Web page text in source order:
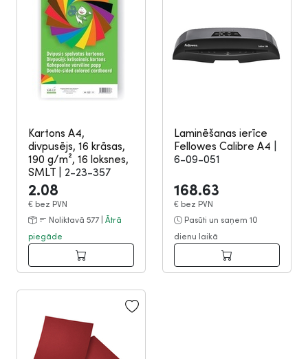
Kartons A4,
divpusējs, 16 krāsas,
190 g/m², 16 loksnes,
SMLT
2-23-357
2.08
€ bez PVN
Noliktavā 577 | Ātrā
piegāde
Laminēšanas ierīce
Fellowes Calibre A4
6-09-051
168.63
€ bez PVN
Pasūti un saņem 10
dienu laikā